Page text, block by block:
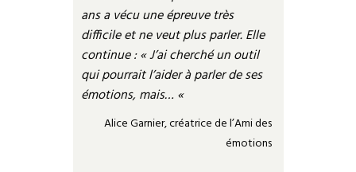
ans a vécu une épreuve très
difficile et ne veut plus parler. Elle
continue : « J’ai cherché un outil
qui pourrait l’aider à parler de ses
émotions, mais… «
Alice Garnier, créatrice de l’Ami des
émotions